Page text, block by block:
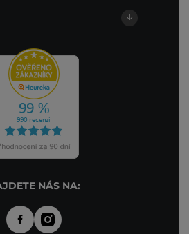
NÁS NA: